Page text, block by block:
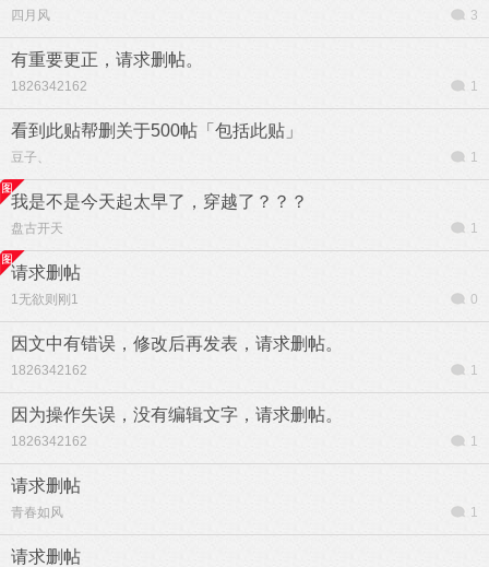
四月风 3
有重要更正，请求删帖。
1826342162 1
看到此贴帮删关于500帖「包括此贴」
豆子、 1
我是不是今天起太早了，穿越了？？？
盘古开天 1
请求删帖
1无欲则刚1 0
因文中有错误，修改后再发表，请求删帖。
1826342162 1
因为操作失误，没有编辑文字，请求删帖。
1826342162 1
请求删帖
青春如风 1
请求删帖